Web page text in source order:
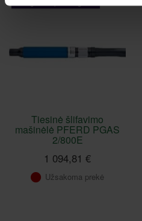
Tiesinė šlifavimo
mašinėlė PFERD PGAS
2/800E
1 094,81 €
Užsakoma prekė